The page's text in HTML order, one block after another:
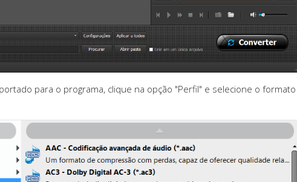
para o programa, clique na opção "Perfil" e selecione o formato